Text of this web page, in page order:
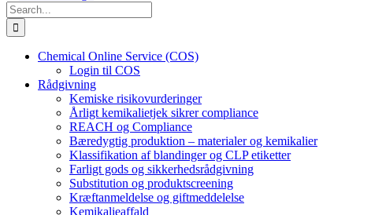
Search
for:
Chemical Online Service (COS)
Login til COS
Rådgivning
Kemiske risikovurderinger
Årligt kemikalietjek sikrer compliance
REACH og Compliance
Bæredygtig produktion – materialer og kemikalier
Klassifikation af blandinger og CLP etiketter
Farligt gods og sikkerhedsrådgivning
Substitution og produktscreening
Kræftanmeldelse og giftmeddelelse
Kemikalieaffald